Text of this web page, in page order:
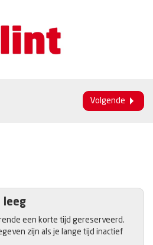
Volgende
leeg
een korte tijd gereserveerd.
zijn als je lange tijd inactief